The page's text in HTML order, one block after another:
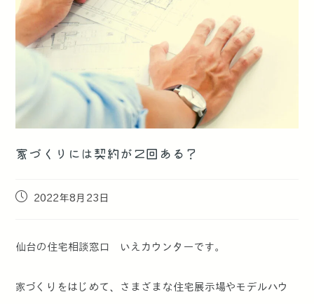
家づくりには契約が２回ある？
2022年8月23日
仙台の住宅相談窓口 いえカウンターです。
家づくりをはじめて、さまざまな住宅展示場やモデルハウ